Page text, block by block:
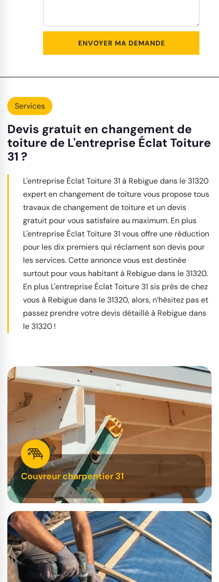
Services
Devis gratuit en changement de
toiture de L'entreprise Éclat Toiture
31 ?
L'entreprise Éclat Toiture 31 à Rebigue dans le 31320
expert en changement de toiture vous propose tous
travaux de changement de toiture et un devis
gratuit pour vous satisfaire au maximum. En plus
L'entreprise Éclat Toiture 31 vous offre une réduction
pour les dix premiers qui réclament son devis pour
les services. Cette annonce vous est destinée
surtout pour vous habitant à Rebigue dans le 31320.
En plus L'entreprise Éclat Toiture 31 sis près de chez
vous à Rebigue dans le 31320, alors, n’hésitez pas et
passez prendre votre devis détaillé à Rebigue dans
le 31320 !
Couvreur charpentier 31